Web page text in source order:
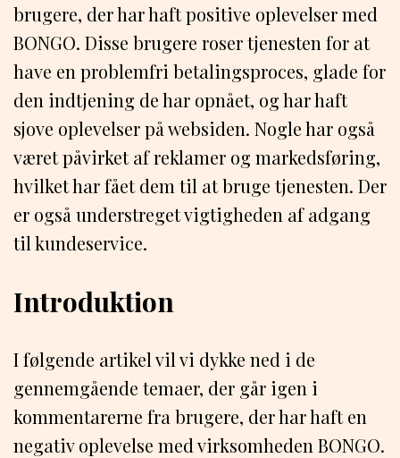
brugere, der har haft positive oplevelser med
BONGO. Disse brugere roser tjenesten for at
have en problemfri betalingsproces, glade for
den indtjening de har opnået, og har haft
sjove oplevelser på websiden. Nogle har også
været påvirket af reklamer og markedsføring,
hvilket har fået dem til at bruge tjenesten. Der
er også understreget vigtigheden af adgang
til kundeservice.
Introduktion
I følgende artikel vil vi dykke ned i de
gennemgående temaer, der går igen i
kommentarerne fra brugere, der har haft en
negativ oplevelse med virksomheden BONGO.